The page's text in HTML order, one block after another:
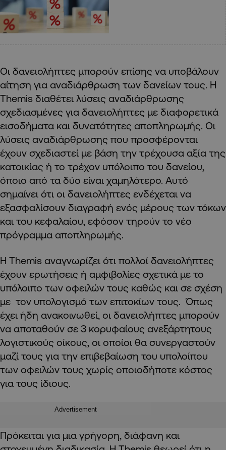
Οι δανειολήπτες μπορούν επίσης να υποβάλουν
αίτηση για αναδιάρθρωση των δανείων τους. Η
Themis διαθέτει λύσεις αναδιάρθρωσης
σχεδιασμένες για δανειολήπτες με διαφορετικά
εισοδήματα και δυνατότητες αποπληρωμής. Οι
λύσεις αναδιάρθρωσης που προσφέρονται
έχουν σχεδιαστεί με βάση την τρέχουσα αξία της
κατοικίας ή το τρέχον υπόλοιπο του δανείου,
όποιο από τα δύο είναι χαμηλότερο. Αυτό
σημαίνει ότι οι δανειολήπτες ενδέχεται να
εξασφαλίσουν διαγραφή ενός μέρους των τόκων
και του κεφαλαίου, εφόσον τηρούν το νέο
πρόγραμμα αποπληρωμής.
Η Themis αναγνωρίζει ότι πολλοί δανειολήπτες
έχουν ερωτήσεις ή αμφιβολίες σχετικά με το
υπόλοιπο των οφειλών τους καθώς και σε σχέση
με τον υπολογισμό των επιτοκίων τους. Όπως
έχει ήδη ανακοινωθεί, οι δανειολήπτες μπορούν
να αποταθούν σε 3 κορυφαίους ανεξάρτητους
λογιστικούς οίκους, οι οποίοι θα συνεργαστούν
μαζί τους για την επιβεβαίωση του υπολοίπου
των οφειλών τους χωρίς οποιοδήποτε κόστος
για τους ίδιους.
Advertisement
Πρόκειται για μια γρήγορη, διάφανη και